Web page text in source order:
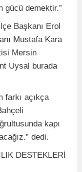
gücü demektir.”
Başkanı Erol
Mustafa Kara
Mersin
Uysal burada
farkı açıkça
kapı
dedi.
DESTEKLERİ